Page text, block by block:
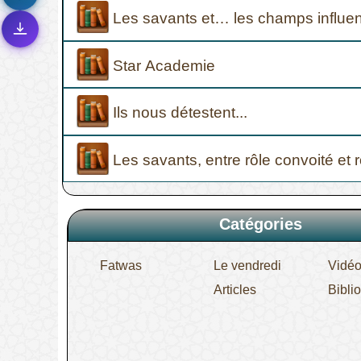
🎨تصميم جديد كلياً
واجهة أكثر أناقة وسهولة
🔔إشعارات ذكية
تتابع كل جديد بخطوة واحدة
Les savants et… les champs
Star Academie
Ils nous détestent...
Les savants, entre rôle convoité et
Catégories
Vidéo
Le vendredi
Fatwas
Articles